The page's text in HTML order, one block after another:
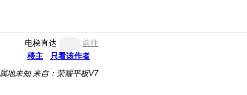
电梯直达
前往
楼主
只看该作者
属地未知 来自：荣耀平板V7